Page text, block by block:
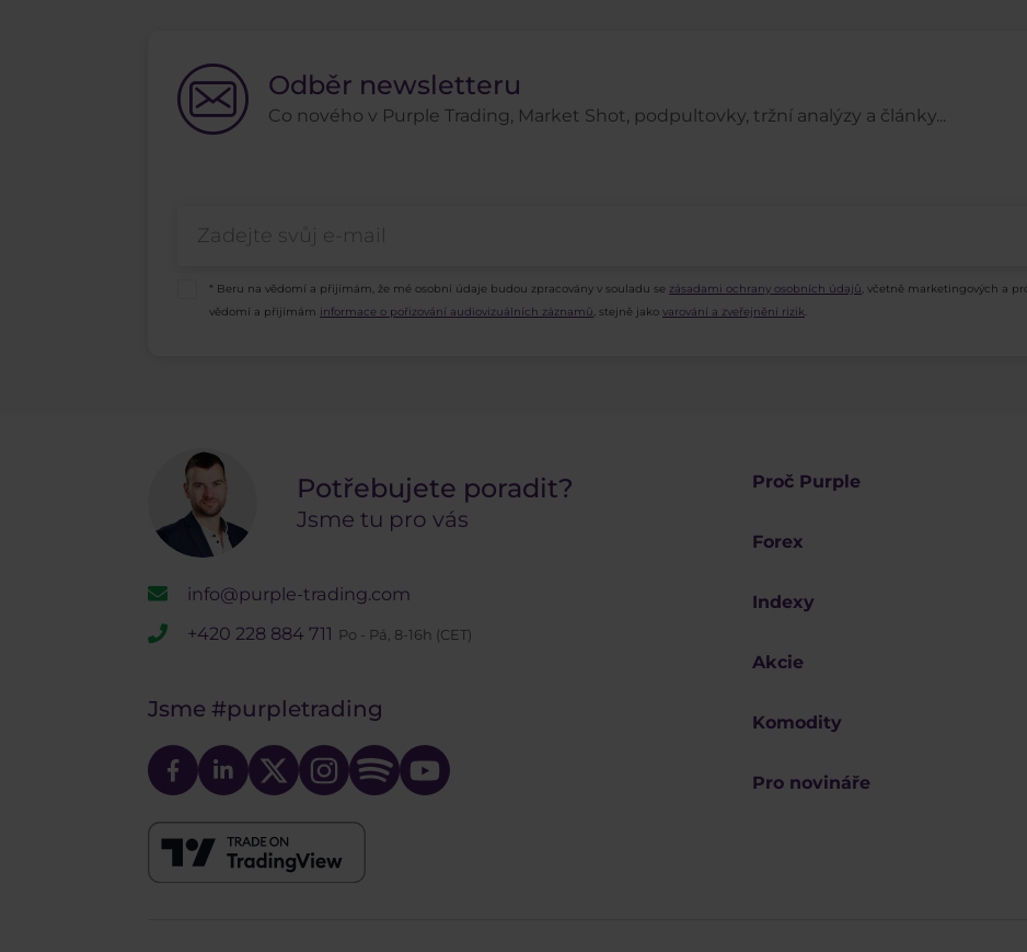
Odběr newsletteru
Co nového v Purple Trading, Market Shot, podpultovky, tržní analýzy a články...
* Beru na vědomí a přijímám, že mé osobní údaje budou zpracovány v souladu se zásadami ochrany osobních údajů, včetně marketingových a
vědomí a přijímám informace o pořizování audiovizuálních záznamů, stejně jako varování a zveřejnění rizik.
Potřebujete poradit?
Jsme tu pro vás
info@purple-trading.com
+420 228 884 711 Po - Pá, 8-16h (CET)
Jsme #purpletrading
Proč Purple
Forex
Indexy
Akcie
Komodity
Pro novináře